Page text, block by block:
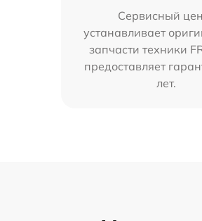
Сервисный
устанавливает
запчасти техники
предоставляет
лет.